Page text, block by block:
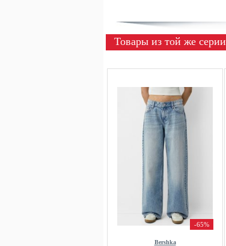
Товары из той же серии
-65%
Bershka